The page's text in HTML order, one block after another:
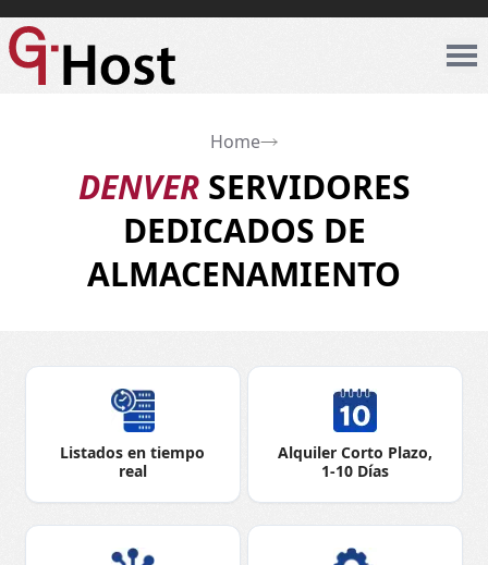
Home
DENVERSERVIDORES
DEDICADOS DE
ALMACENAMIENTO
Listados en tiempo
real
Alquiler Corto Plazo,
1-10 Días